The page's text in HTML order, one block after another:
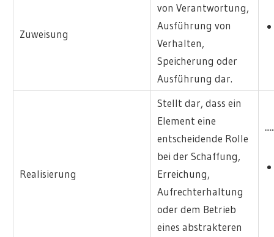
Zuweisung
von Verantwortung,
Ausführung von
Verhalten,
Speicherung oder
Ausführung dar.
Realisierung
Stellt dar, dass ein
Element eine
entscheidende Rolle
bei der Schaffung,
Erreichung,
Aufrechterhaltung
oder dem Betrieb
eines abstrakteren